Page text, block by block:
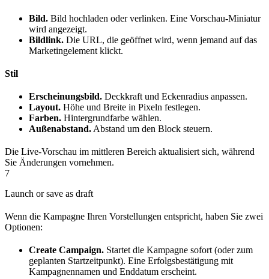
Bild. Bild hochladen oder verlinken. Eine Vorschau-Miniatur
wird angezeigt.
Bildlink. Die URL, die geöffnet wird, wenn jemand auf das
Marketingelement klickt.
Stil
Erscheinungsbild. Deckkraft und Eckenradius anpassen.
Layout. Höhe und Breite in Pixeln festlegen.
Farben. Hintergrundfarbe wählen.
Außenabstand. Abstand um den Block steuern.
Die Live-Vorschau im mittleren Bereich aktualisiert sich, während
Sie Änderungen vornehmen.
7
Launch or save as draft
Wenn die Kampagne Ihren Vorstellungen entspricht, haben Sie zwei
Optionen:
Create Campaign. Startet die Kampagne sofort (oder zum
geplanten Startzeitpunkt). Eine Erfolgsbestätigung mit
Kampagnennamen und Enddatum erscheint.